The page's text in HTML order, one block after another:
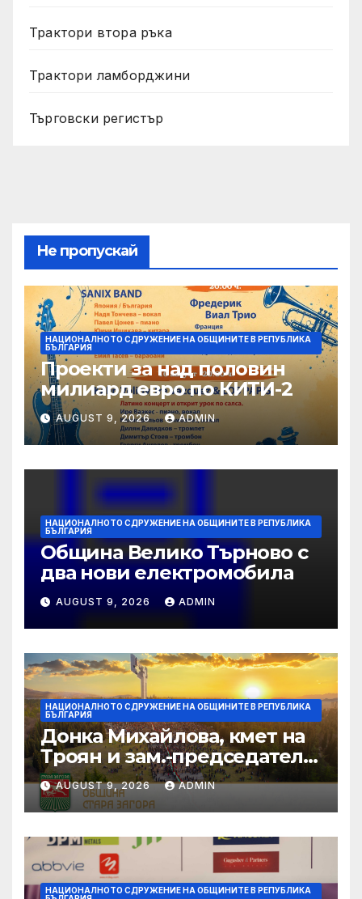
Трактори втора ръка
Трактори ламборджини
Търговски регистър
Не пропускай
НАЦИОНАЛНОТО СДРУЖЕНИЕ НА ОБЩИНИТЕ В РЕПУБЛИКА
БЪЛГАРИЯ
Проекти за над половин
милиард евро по КИТИ-2
AUGUST 9, 2026 ADMIN
НАЦИОНАЛНОТО СДРУЖЕНИЕ НА ОБЩИНИТЕ В РЕПУБЛИКА
БЪЛГАРИЯ
Община Велико Търново с
два нови електромобила
AUGUST 9, 2026 ADMIN
НАЦИОНАЛНОТО СДРУЖЕНИЕ НА ОБЩИНИТЕ В РЕПУБЛИКА
БЪЛГАРИЯ
Донка Михайлова, кмет на
Троян и зам.-председател
на НСОРБ: Знаем какво е
произведено, как е
произведено и какво влиза
в детското меню
AUGUST 9, 2026 ADMIN
НАЦИОНАЛНОТО СДРУЖЕНИЕ НА ОБЩИНИТЕ В РЕПУБЛИКА